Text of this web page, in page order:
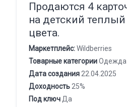
Продаются 4
на детский
цвета.
Маркетплейс:Wildberries
Товарные категорииОдежда
Дата создания22.04.2025
Доходность25%
Под ключДа